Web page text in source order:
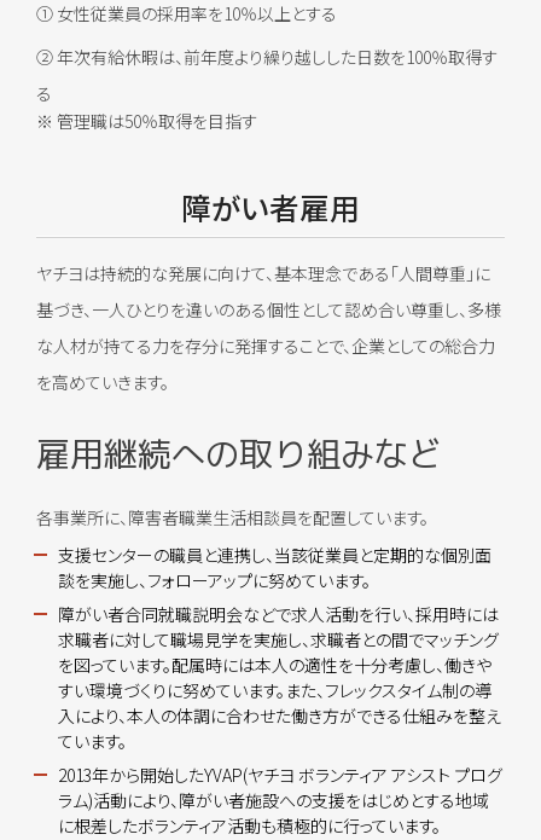
① 女性従業員の採用率を10％以上とする
② 年次有給休暇は、前年度より繰り越しした日数を100％取得す
る
※ 管理職は50％取得を目指す
障がい者雇用
ヤチヨは持続的な発展に向けて、基本理念である「人間尊重」に
基づき、一人ひとりを違いのある個性として認め合い尊重し、多様
な人材が持てる力を存分に発揮することで、企業としての総合力
を高めていきます。
雇用継続への取り組みなど
各事業所に、障害者職業生活相談員を配置しています。
支援センターの職員と連携し、当該従業員と定期的な個別面
談を実施し、フォローアップに努めています。
障がい者合同就職説明会などで求人活動を行い、採用時には
求職者に対して職場見学を実施し、求職者との間でマッチング
を図っています。配属時には本人の適性を十分考慮し、働きや
すい環境づくりに努めています。また、フレックスタイム制の導
入により、本人の体調に合わせた働き方ができる仕組みを整え
ています。
2013年から開始したYVAP(ヤチヨ ボランティア アシスト プログ
ラム)活動により、障がい者施設への支援をはじめとする地域
に根差したボランティア活動も積極的に行っています。